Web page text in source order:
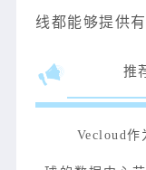
线都能够提供
推
Vecloud作